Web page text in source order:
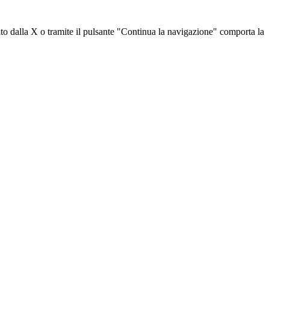
dalla X o tramite il pulsante "Continua la navigazione" comporta la